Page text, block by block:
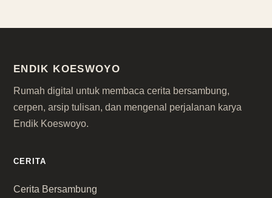
ENDIK KOESWOYO
Rumah digital untuk membaca cerita bersambung,
cerpen, arsip tulisan, dan mengenal perjalanan karya
Endik Koeswoyo.
CERITA
Cerita Bersambung